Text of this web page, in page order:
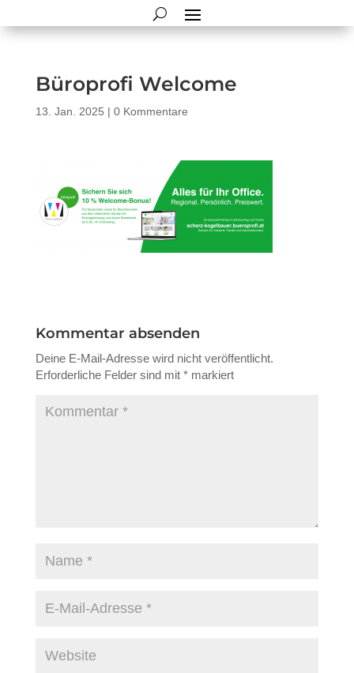
Büroprofi Welcome
13. Jan. 2025 | 0 Kommentare
Kommentar absenden
Deine E-Mail-Adresse wird nicht veröffentlicht.
Erforderliche Felder sind mit *markiert